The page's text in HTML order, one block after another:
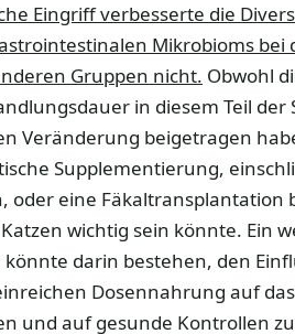
Eingriff verbesserte die
Mikrobioms bei
Gruppen nicht. Obwohl
in diesem Teil der
Veränderung beigetragen
Supplementierung,
oder eine Fäkaltransplantation
wichtig sein könnte. Ein
darin bestehen, den
Dosennahrung auf
und auf gesunde Kontrollen